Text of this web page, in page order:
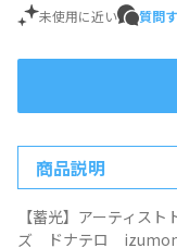
未使用に近い 質問
商品説明
【蓄光】アーティス
ズ ドナテロ